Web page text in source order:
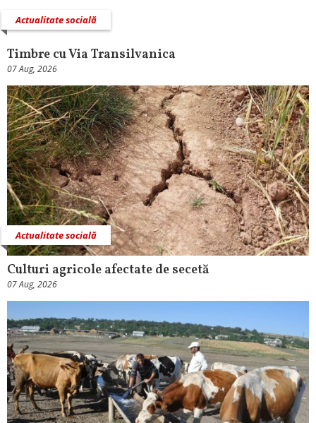
Actualitate socială
Timbre cu Via Transilvanica
07 Aug, 2026
Actualitate socială
Culturi agricole afectate de secetă
07 Aug, 2026